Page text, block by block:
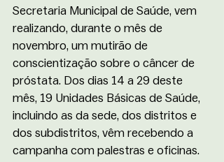
Secretaria Municipal de Saúde, vem
realizando, durante o mês de
novembro, um mutirão de
conscientização sobre o câncer de
próstata. Dos dias 14 a 29 deste
mês, 19 Unidades Básicas de Saúde,
incluindo as da sede, dos distritos e
dos subdistritos, vêm recebendo a
campanha com palestras e oficinas.